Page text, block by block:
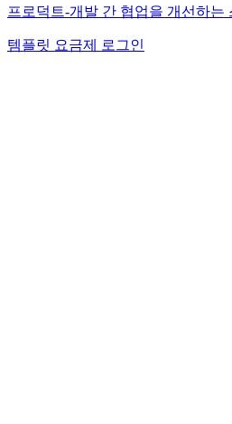
프로덕트-개발 간 협업을 개선하는
템플릿 요금제 로그인